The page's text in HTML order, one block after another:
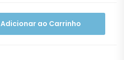
Adicionar ao Carrinho